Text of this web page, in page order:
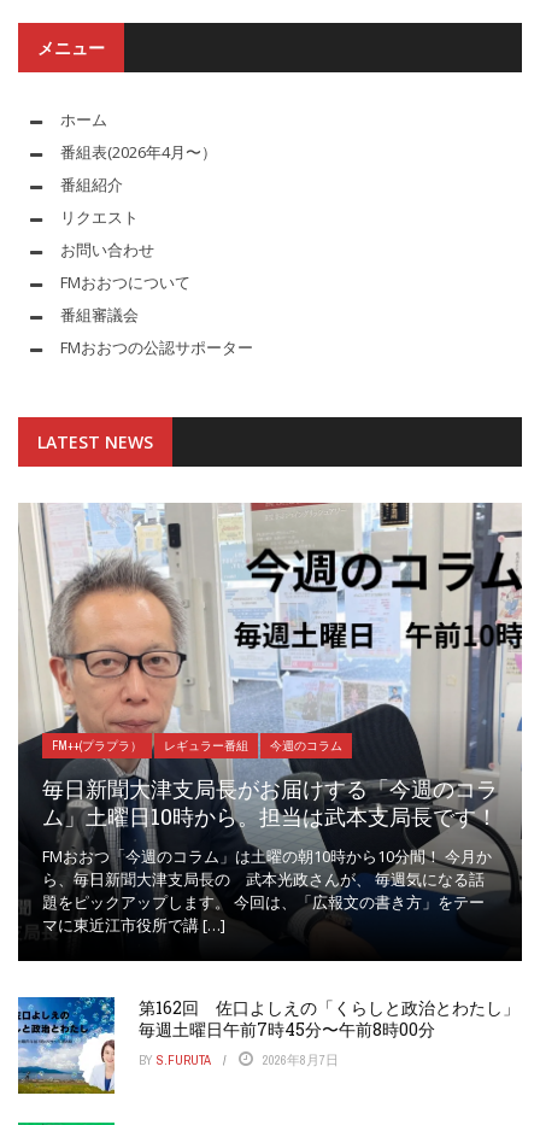
メニュー
ホーム
番組表(2026年4月〜）
番組紹介
リクエスト
お問い合わせ
FMおおつについて
番組審議会
FMおおつの公認サポーター
LATEST NEWS
FM++(プラプラ） レギュラー番組 今週のコラム
毎日新聞大津支局長がお届けする「今週のコラ
ム」土曜日10時から。担当は武本支局長です！
FMおおつ「今週のコラム」は土曜の朝10時から10分間！ 今月か
ら、毎日新聞大津支局長の 武本光政さんが、 毎週気になる話
題をピックアップします。 今回は、「広報文の書き方」をテー
マに東近江市役所で講 […]
第162回 佐口よしえの「くらしと政治とわたし」
毎週土曜日午前7時45分〜午前8時00分
BY S.FURUTA 2026年8月7日